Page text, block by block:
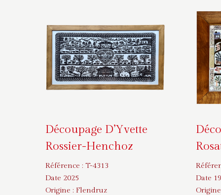
Découpage D’Yvette
Rossier-Henchoz
Référence : T-4313
Date 2025
Origine : Flendruz
Date